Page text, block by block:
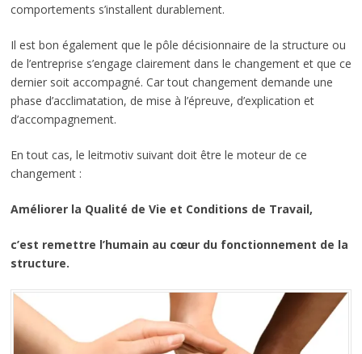
comportements s’installent durablement.
Il est bon également que le pôle décisionnaire de la structure ou
de l’entreprise s’engage clairement dans le changement et que ce
dernier soit accompagné. Car tout changement demande une
phase d’acclimatation, de mise à l’épreuve, d’explication et
d’accompagnement.
En tout cas, le leitmotiv suivant doit être le moteur de ce
changement :
Améliorer la Qualité de Vie et Conditions de Travail,
c’est remettre l’humain au cœur du fonctionnement de la
structure.